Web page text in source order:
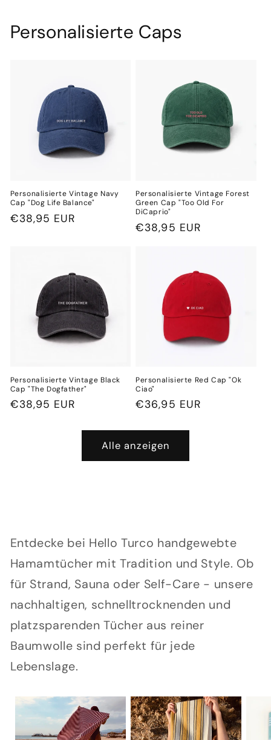
Personalisierte Caps
Personalisierte Vintage Navy
Cap "Dog Life Balance"
Normaler
€38,95 EUR
Personalisierte Vintage Forest
Green Cap "Too Old For
DiCaprio"
Normaler
€38,95 EUR
Personalisierte Vintage Black
Cap "The Dogfather"
Normaler
€38,95 EUR
Personalisierte Red Cap "Ok
Ciao"
Normaler
€36,95 EUR
Alle anzeigen
Entdecke bei Hello Turco handgewebte
Hamamtücher mit Tradition und Style. Ob
für Strand, Sauna oder Self-Care - unsere
nachhaltigen, schnelltrocknenden und
platzsparenden Tücher aus reiner
Baumwolle sind perfekt für jede
Lebenslage.